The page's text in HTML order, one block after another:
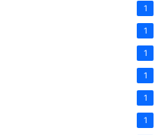
1
1
1
1
1
1